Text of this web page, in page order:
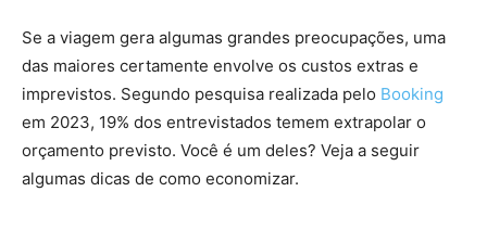
Se a viagem gera algumas grandes preocupações, uma
das maiores certamente envolve os custos extras e
imprevistos. Segundo pesquisa realizada pelo Booking
em 2023, 19% dos entrevistados temem extrapolar o
orçamento previsto. Você é um deles? Veja a seguir
algumas dicas de como economizar.